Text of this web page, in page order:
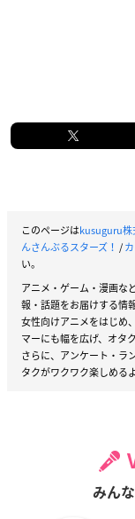
このページはkusuguru株
んさんぶるスターズ！ /
い。
アニメ・ゲーム・漫画な
報・話題をお届けする情
女性向けアニメをはじめ
マーにも幅を広げ、オタ
さらに、アンケート・ラ
タクがワクワク楽しめる
みん